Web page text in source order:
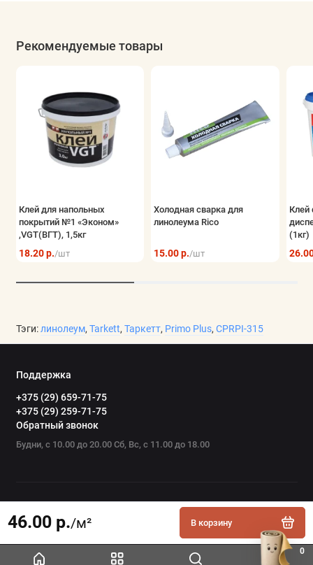
0
46.00 р./м² В корзину
Рекомендуемые товары
Клей для напольных
покрытий №1 «Эконом»
,VGT(ВГТ), 1,5кг
18.20 р./шт
Холодная сварка для
линолеума Rico
15.00 р./шт
Клей
(1кг)
Тэги:линолеум, Tarkett, Таркетт, Primo Plus, CPRPI-315
Поддержка
+375 (29) 659-71-75
+375 (29) 259-71-75
Обратный звонок
Будни, с 10.00 до 20.00 Сб, Вс, с 11.00 до 18.00